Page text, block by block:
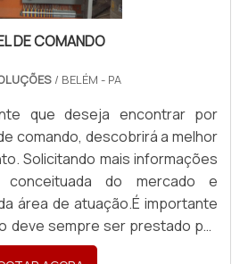
DE COMANDO
/ BELÉM - PA
que deseja encontrar por
comando, descobrirá a melhor
Solicitando mais informações
do mercado e
área de atuação.É importante
deve sempre ser prestado por
no segmento. Esse tipo de